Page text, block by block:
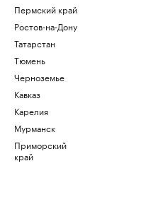
Пермский край
Ростов-на-Дону
Татарстан
Тюмень
Черноземье
Кавказ
Карелия
Мурманск
Приморский
край